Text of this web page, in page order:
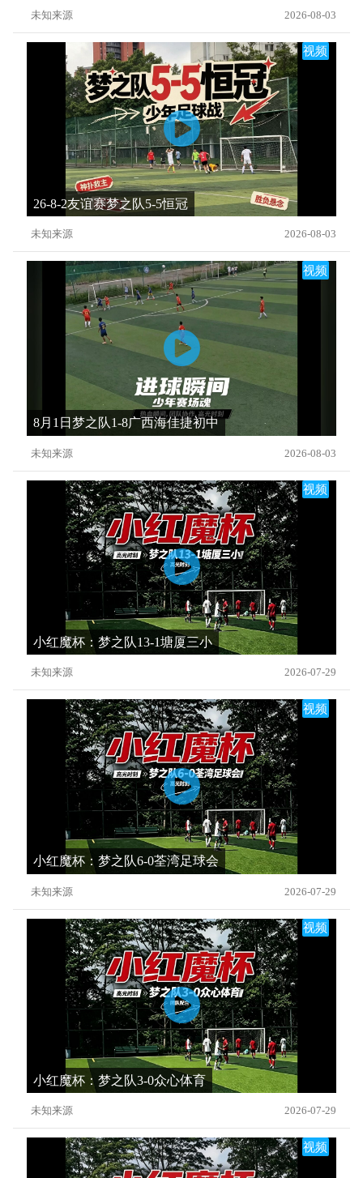
未知来源 2026-08-03
视频
26-8-2友谊赛梦之队5-5恒冠
未知来源 2026-08-03
视频
8月1日梦之队1-8广西海佳捷初中
未知来源 2026-08-03
视频
小红魔杯：梦之队13-1塘厦三小
未知来源 2026-07-29
视频
小红魔杯：梦之队6-0荃湾足球会
未知来源 2026-07-29
视频
小红魔杯：梦之队3-0众心体育
未知来源 2026-07-29
视频